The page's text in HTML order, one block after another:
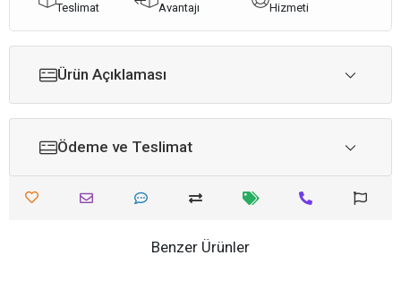
Teslimat
Avantajı
Hizmeti
Ürün Açıklaması
Ödeme ve Teslimat
Benzer Ürünler